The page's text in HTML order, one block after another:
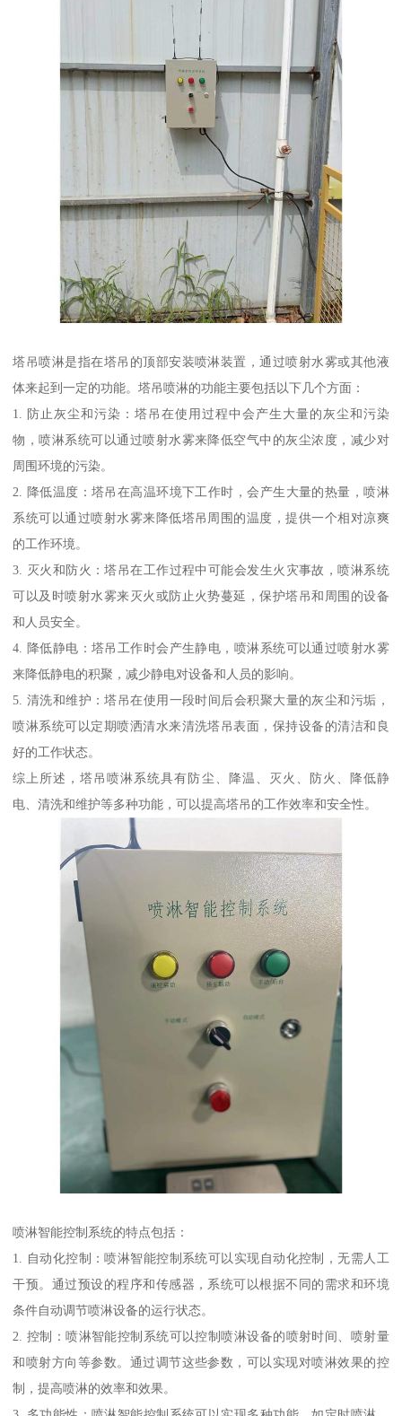
塔吊喷淋是指在塔吊的顶部安装喷淋装置，通过喷射水雾或其他液
体来起到一定的功能。塔吊喷淋的功能主要包括以下几个方面：
1. 防止灰尘和污染：塔吊在使用过程中会产生大量的灰尘和污染
物，喷淋系统可以通过喷射水雾来降低空气中的灰尘浓度，减少对
周围环境的污染。
2. 降低温度：塔吊在高温环境下工作时，会产生大量的热量，喷淋
系统可以通过喷射水雾来降低塔吊周围的温度，提供一个相对凉爽
的工作环境。
3. 灭火和防火：塔吊在工作过程中可能会发生火灾事故，喷淋系统
可以及时喷射水雾来灭火或防止火势蔓延，保护塔吊和周围的设备
和人员安全。
4. 降低静电：塔吊工作时会产生静电，喷淋系统可以通过喷射水雾
来降低静电的积聚，减少静电对设备和人员的影响。
5. 清洗和维护：塔吊在使用一段时间后会积聚大量的灰尘和污垢，
喷淋系统可以定期喷洒清水来清洗塔吊表面，保持设备的清洁和良
好的工作状态。
综上所述，塔吊喷淋系统具有防尘、降温、灭火、防火、降低静
电、清洗和维护等多种功能，可以提高塔吊的工作效率和安全性。
喷淋智能控制系统的特点包括：
1. 自动化控制：喷淋智能控制系统可以实现自动化控制，无需人工
干预。通过预设的程序和传感器，系统可以根据不同的需求和环境
条件自动调节喷淋设备的运行状态。
2. 控制：喷淋智能控制系统可以控制喷淋设备的喷射时间、喷射量
和喷射方向等参数。通过调节这些参数，可以实现对喷淋效果的控
制，提高喷淋的效率和效果。